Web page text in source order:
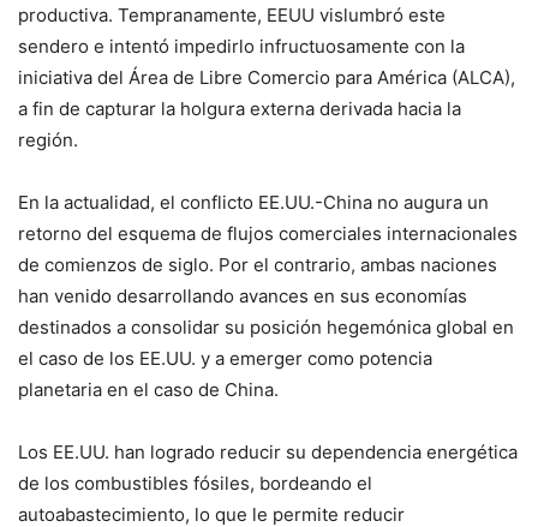
productiva. Tempranamente, EEUU vislumbró este
sendero e intentó impedirlo infructuosamente con la
iniciativa del Área de Libre Comercio para América (ALCA),
a fin de capturar la holgura externa derivada hacia la
región.
En la actualidad, el conflicto EE.UU.-China no augura un
retorno del esquema de flujos comerciales internacionales
de comienzos de siglo. Por el contrario, ambas naciones
han venido desarrollando avances en sus economías
destinados a consolidar su posición hegemónica global en
el caso de los EE.UU. y a emerger como potencia
planetaria en el caso de China.
Los EE.UU. han logrado reducir su dependencia energética
de los combustibles fósiles, bordeando el
autoabastecimiento, lo que le permite reducir